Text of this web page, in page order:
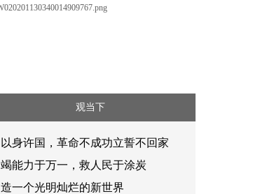
观当下
以身许国，革命不成功立誓不回家
竭能力于万一，救人民于涂炭
造一个光明灿烂的新世界